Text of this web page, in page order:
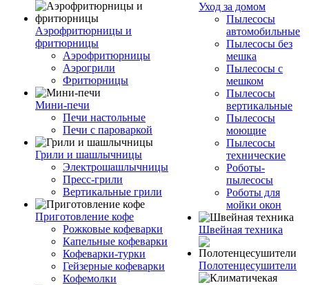
Аэрофритюрницы и
фритюрницы
Аэрофритюрницы
Аэрогрили
Фритюрницы
Мини-печи
Печи настольные
Печи с пароваркой
Грили и шашлычницы
Электрошашлычницы
Пресс-грили
Вертикальные грили
Приготовление кофе
Рожковые кофеварки
Капельные кофеварки
Кофеварки-турки
Гейзерные кофеварки
Кофемолки
Уход за домом
Пылесосы
автомобильные
Пылесосы без
мешка
Пылесосы с
мешком
Пылесосы
вертикальные
Пылесосы
моющие
Пылесосы
технические
Роботы-
пылесосы
Роботы для
мойки окон
Швейная техника
Полотенцесушители